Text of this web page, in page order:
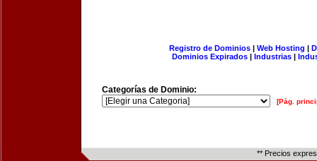
Registro de Dominios| Web Hosting |
Dominios Expirados | Industrias |
Categorías de Dominio:
[Pág.
** Precios